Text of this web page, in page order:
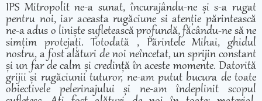
IPS Mitropolit ne-a sunat, încurajându-ne și s-a rugat
pentru noi, iar aceasta rugăciune si atenție părintească
ne-a adus o liniște sufletească profundă, făcându-ne să ne
simțim protejați. Totodată , Părintele Mihai, ghidul
nostru, a fost alături de noi neîncetat, un sprijin constant
și un far de calm și credință în aceste momente. Datorită
grijii și rugăciunii tuturor, ne-am putut bucura de toate
obiectivele pelerinajului și ne-am îndeplinit scopul